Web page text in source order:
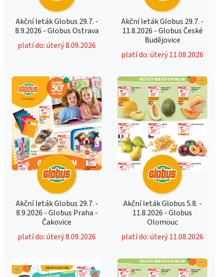
Akční leták Globus 29.7. -
8.9.2026 - Globus Ostrava
platí do: úterý 8.09.2026
Akční leták Globus 29.7. -
11.8.2026 - Globus České
Budějovice
platí do: úterý 11.08.2026
Akční leták Globus 29.7. -
8.9.2026 - Globus Praha -
Čakovice
platí do: úterý 8.09.2026
Akční leták Globus 5.8. -
11.8.2026 - Globus
Olomouc
platí do: úterý 11.08.2026